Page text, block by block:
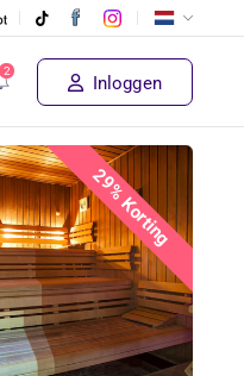
Inloggen
29% Korting